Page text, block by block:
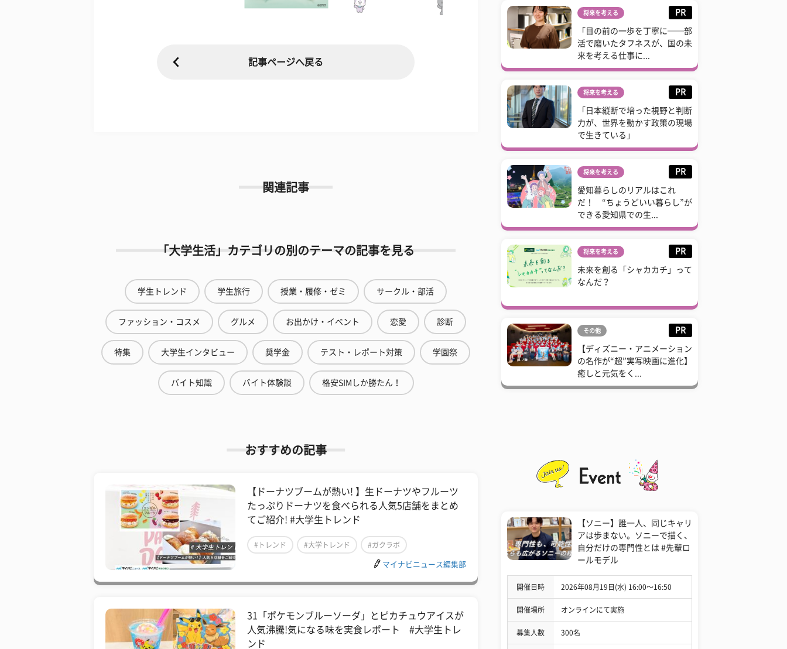
記事ページへ戻る
関連記事
「大学生活」カテゴリの別のテーマの記事を見る
学生トレンド 学生旅行 授業・履修・ゼミ サークル・部活
ファッション・コスメ グルメ お出かけ・イベント 恋愛 診断
特集 大学生インタビュー 奨学金 テスト・レポート対策 学園祭
バイト知識 バイト体験談 格安SIMしか勝たん！
おすすめの記事
【ドーナツブームが熱い! 】生ドーナツやフルーツ
たっぷりドーナツを食べられる人気5店舗をまとめ
てご紹介! #大学生トレンド
#トレンド #大学トレンド #ガクラボ
マイナビニュース編集部
31「ポケモンブルーソーダ」とピカチュウアイスが
人気沸騰!気になる味を実食レポート #大学生トレ
ンド
将来を考える PR
「目の前の一歩を丁寧に──部
活で磨いたタフネスが、国の未
来を考える仕事に...
将来を考える PR
「日本縦断で培った視野と判断
力が、世界を動かす政策の現場
で生きている」
将来を考える PR
愛知暮らしのリアルはこれ
だ！ “ちょうどいい暮らし”が
できる愛知県での生...
将来を考える PR
未来を創る「シャカカチ」って
なんだ？
その他 PR
【ディズニー・アニメーション
の名作が“超”実写映画に進化】
癒しと元気をく...
【ソニー】誰一人、同じキャリ
アは歩まない。ソニーで描く、
自分だけの専門性とは #先輩ロ
ールモデル
開催日時 2026年08月19日(水) 16:00〜16:50
開催場所 オンラインにて実施
募集人数 300名